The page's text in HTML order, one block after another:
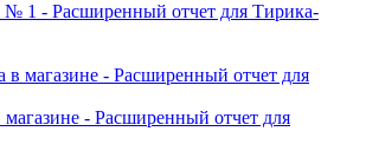
1 - Расширенный отчет для Тирика-
- Расширенный отчет для